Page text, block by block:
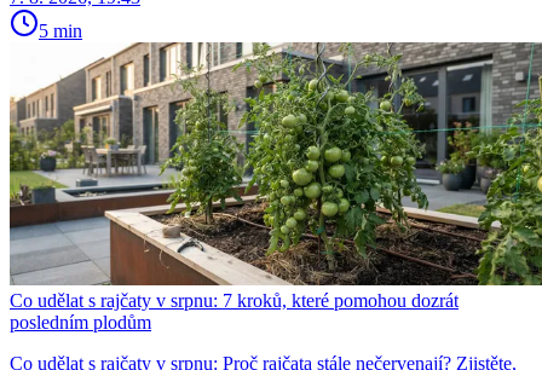
5 min
Co udělat s rajčaty v srpnu: 7 kroků, které pomohou dozrát
posledním plodům
Co udělat s rajčaty v srpnu: Proč rajčata stále nečervenají? Zjistěte,